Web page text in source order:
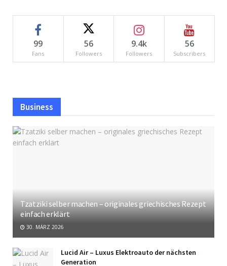
99
Fans
56
Followers
9.4k
Followers
56
Subscribers
Business
Tzatziki selber machen – originales griechisches Rezept
einfach erklärt
30. MÄRZ 2026
Lucid Air – Luxus Elektroauto der nächsten
Generation